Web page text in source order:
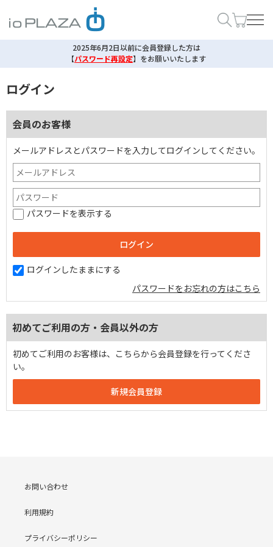
2025年6月2日以前に会員登録した方は
【パスワード再設定】 をお願いいたします
ログイン
会員のお客様
メールアドレスとパスワードを入力してログインしてください。
パスワードを表示する
ログインしたままにする
パスワードをお忘れの方はこちら
初めてご利用の方・会員以外の方
初めてご利用のお客様は、こちらから会員登録を行ってくださ
い。
お問い合わせ
利用規約
プライバシーポリシー